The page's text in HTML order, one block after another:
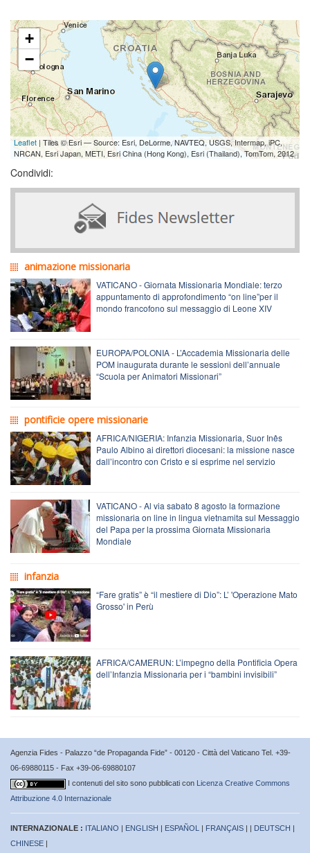
+
−
Leaflet | Tiles © Esri — Source: Esri, DeLorme, NAVTEQ, USGS, Intermap, iPC,
NRCAN, Esri Japan, METI, Esri China (Hong Kong), Esri (Thailand), TomTom, 2012
Condividi:
animazione missionaria
VATICANO - Giornata Missionaria Mondiale: terzo
appuntamento di approfondimento “on line”per il
mondo francofono sul messaggio di Leone XIV
EUROPA/POLONIA - L’Accademia Missionaria delle
POM inaugurata durante le sessioni dell’annuale
“Scuola per Animatori Missionari”
pontificie opere missionarie
AFRICA/NIGERIA: Infanzia Missionaria, Suor Inês
Paulo Albino ai direttori diocesani: la missione nasce
dall’incontro con Cristo e si esprime nel servizio
VATICANO - Al via sabato 8 agosto la formazione
missionaria on line in lingua vietnamita sul Messaggio
del Papa per la prossima Giornata Missionaria
Mondiale
infanzia
“Fare gratis” è “il mestiere di Dio”: L’ 'Operazione Mato
Grosso' in Perù
AFRICA/CAMERUN: L’impegno della Pontificia Opera
dell’Infanzia Missionaria per i “bambini invisibili”
Agenzia Fides - Palazzo “de Propaganda Fide” - 00120 - Città del Vaticano Tel. +39-
06-69880115 - Fax +39-06-69880107
I contenuti del sito sono pubblicati con Licenza Creative Commons
Attribuzione 4.0 Internazionale
INTERNAZIONALE : ITALIANO | ENGLISH | ESPAÑOL | FRANÇAIS | | DEUTSCH |
CHINESE |